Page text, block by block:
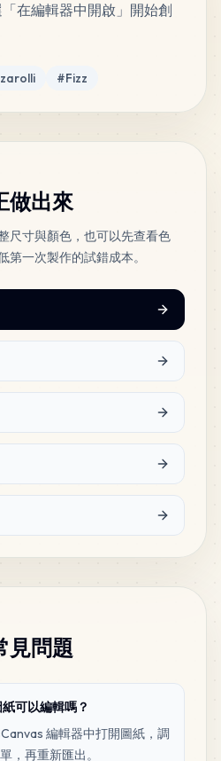
11
在編輯器中開啟」開始創
#Fizz
做出來
尺寸與顏色，也可以先查看色
一次製作的試錯成本。
見問題
可以編輯嗎？
編輯器中打開圖紙，調
，再重新匯出。